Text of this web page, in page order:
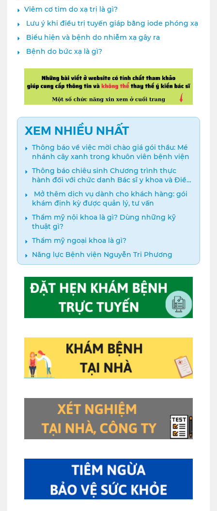
Viêm cơ tim do xạ trị là gì?
️ Lưu ý khi điều trị tuyến giáp bằng iode phóng xạ
️ Biểu hiện và bệnh do nhiễm xạ gây ra
️ Bệnh do bức xạ là gì?
XEM NHIỀU NHẤT
Thông báo về việc mời chào giá gói thầu: Mé
nhánh cây xanh trong khuôn viên bệnh viện
Thông báo chiêu sinh Chương trình thực
hành đối với chức danh Bác sĩ y khoa và Điều
dưỡng năm 2024
️ Mở thêm dịch vụ dành cho khách hàng: gói
khám định kỳ được quản lý, tư vấn
Thẩm mỹ nội khoa là gì? Dùng những kỹ
thuật gì?
Thẩm mỹ ngoại khoa là gì?
Năng lực Bệnh viện Nguyễn Tri Phương